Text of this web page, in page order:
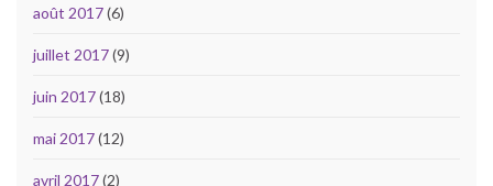
août 2017(6)
juillet 2017(9)
juin 2017(18)
mai 2017(12)
avril 2017(2)